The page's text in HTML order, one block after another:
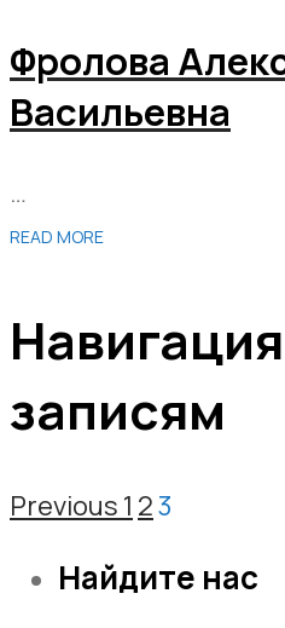
Фролова
Васильевна
…
READ MORE
записям
Previous 1 23
Найдите нас